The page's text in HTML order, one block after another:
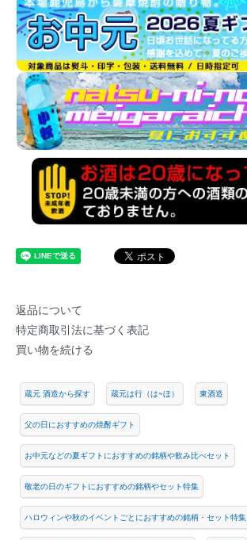
返品について
特定商取引法に基づく表記
買い物を続ける
蔵元 酒造から探す 蔵元は行（は~ほ） 東酒造
父の日におすすめの焼酎ギフト
お中元などの夏ギフトにおすすめの銘柄や飲み比べセット
敬老の日のギフトにおすすめの銘柄やセット特集
ハロウィンや秋のイベントごとにおすすめの銘柄・セット特集